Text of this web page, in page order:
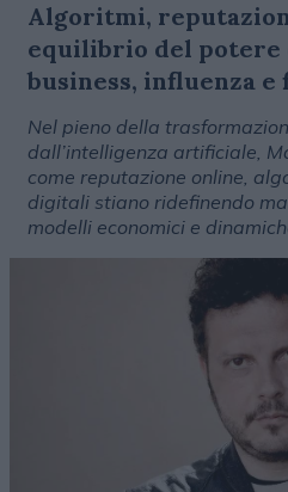
Algoritmi,
equilibrio del
business, influenza e
Nel pieno della
dall’intelligenza artificiale,
come reputazione online,
digitali stiano ridefinendo
modelli economici e